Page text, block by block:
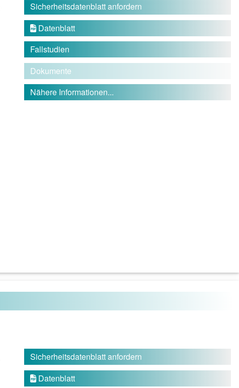
Sicherheitsdatenblatt anfordern
 Datenblatt
Fallstudien
Dokumente
Nähere Informationen...
Sicherheitsdatenblatt anfordern
 Datenblatt